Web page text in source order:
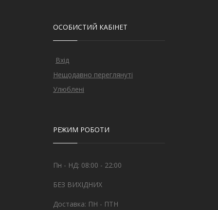
ОСОБИСТИЙ КАБІНЕТ
Вхід
Нещодавно переглянуті
Улюблені
РЕЖИМ РОБОТИ
Пн - НД: 08:00 - 22:00
БЕЗ ВИХІДНИХ
Доставка: ПН - ПТН